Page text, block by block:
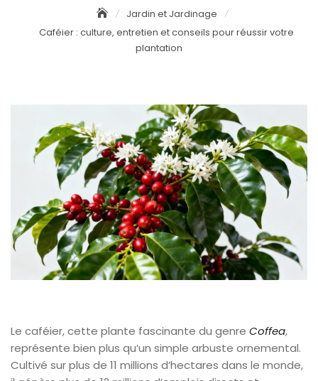
Jardin et Jardinage
Caféier : culture, entretien et conseils pour réussir votre
plantation
Le caféier, cette plante fascinante du genre Coffea,
représente bien plus qu’un simple arbuste ornemental.
Cultivé sur plus de 11 millions d’hectares dans le monde,